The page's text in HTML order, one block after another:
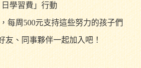
日學習費」行動
每周500元支持這些努力的孩子們
友、同事夥伴一起加入吧！